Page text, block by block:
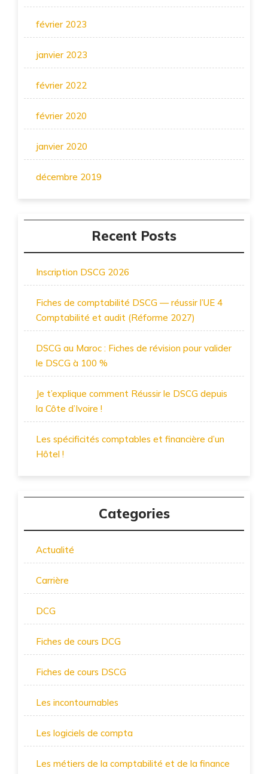
février 2023
janvier 2023
février 2022
février 2020
janvier 2020
décembre 2019
Recent Posts
Inscription DSCG 2026
Fiches de comptabilité DSCG — réussir l’UE 4
Comptabilité et audit (Réforme 2027)
DSCG au Maroc : Fiches de révision pour valider
le DSCG à 100 %
Je t’explique comment Réussir le DSCG depuis
la Côte d’Ivoire !
Les spécificités comptables et financière d’un
Hôtel !
Categories
Actualité
Carrière
DCG
Fiches de cours DCG
Fiches de cours DSCG
Les incontournables
Les logiciels de compta
Les métiers de la comptabilité et de la finance